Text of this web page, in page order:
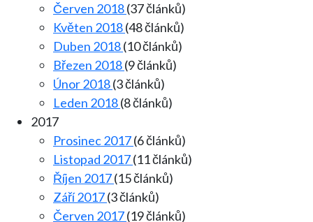
Červen 2018(37 článků)
Květen 2018(48 článků)
Duben 2018(10 článků)
Březen 2018(9 článků)
Únor 2018(3 článků)
Leden 2018(8 článků)
2017
Prosinec 2017(6 článků)
Listopad 2017(11 článků)
Říjen 2017(15 článků)
Září 2017(3 článků)
Červen 2017(19 článků)